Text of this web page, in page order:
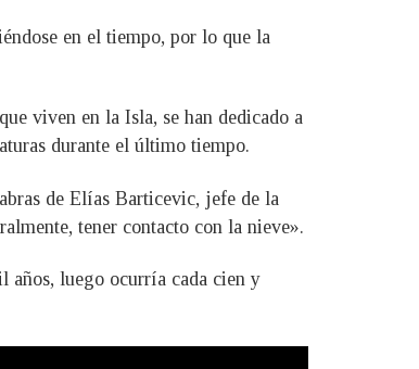
en el tiempo, por lo que la
viven en la Isla, se han dedicado a
durante el último tiempo.
de Elías Barticevic, jefe de la
tener contacto con la nieve».
años, luego ocurría cada cien y